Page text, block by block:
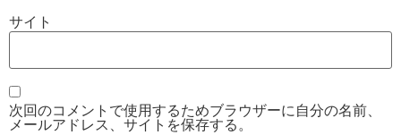
サイト
次回のコメントで使用するためブラウザーに自分の名前、
メールアドレス、サイトを保存する。